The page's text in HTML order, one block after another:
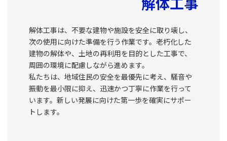
解体工事
解体工事は、不要な建物や施設を安全に取り壊し、
次の使用に向けた準備を行う作業です。老朽化した
建物の解体や、土地の再利用を目的とした工事で、
周囲の環境に配慮しながら進めます。
私たちは、地域住民の安全を最優先に考え、騒音や
振動を最小限に抑え、迅速かつ丁寧に作業を行って
います。新しい発展に向けた第一歩を確実にサポー
トします。